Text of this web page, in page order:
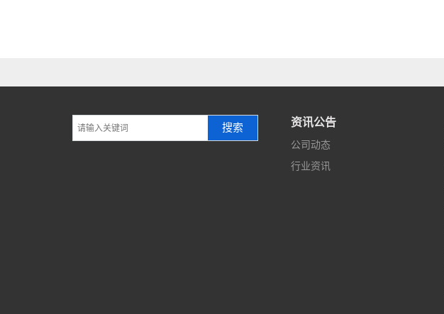
搜索 资讯公告
公司动态
行业资讯